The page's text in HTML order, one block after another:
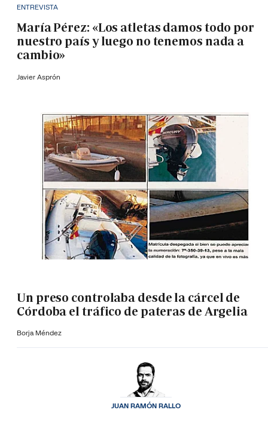
ENTREVISTA
María Pérez: «Los atletas damos todo por
nuestro país y luego no tenemos nada a
cambio»
Javier Asprón
Un preso controlaba desde la cárcel de
Córdoba el tráfico de pateras de Argelia
Borja Méndez
JUAN RAMÓN RALLO